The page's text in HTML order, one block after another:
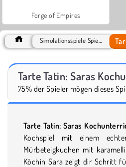
Forge of Empires
Tarte Tatin: Saras
75% der Spieler mögen dieses
Tarte Tatin: Saras
Kochspiel mit einem
Mürbeteigkuchen mit
Köchin Sara zeigt dir Schritt